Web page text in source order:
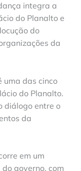
integra a
do Planalto e
do
da
uma das cinco
do Planalto.
diálogo entre o
da
em um
governo, com